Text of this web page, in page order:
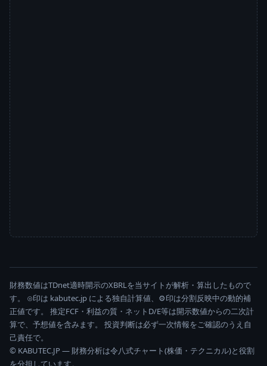
財務数値はTDnet適時開示のXBRLを当サイトが解析・算出したもので
す。 ⊙印は kabutec.jp による独自計算値、⚙印は分割反映中の動的補
正値です。 推定FCF・利益の質・ネットD/E等は開示数値からの二次計
算で、予想値を含みます。 投資判断は必ず一次情報をご確認のうえ自
己責任で。
© KABUTEC.JP — 財務分析は令八式チャート(株価・テクニカル)と役割
を分担しています。